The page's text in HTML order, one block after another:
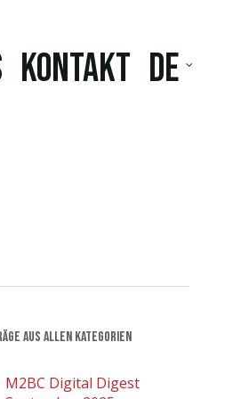
Kontakt DE
aus allen Kategorien
M2BC Digital Digest